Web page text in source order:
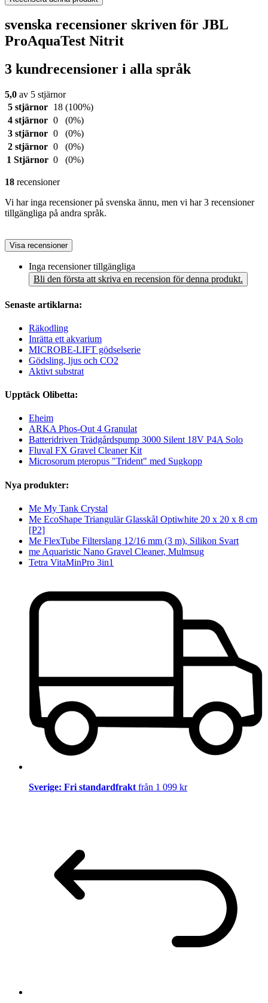
svenska recensioner skriven för JBL
ProAquaTest Nitrit
3 kundrecensioner i alla språk
5,0 av 5 stjärnor
5 stjärnor
18 (100%)
4 stjärnor 0
(0%)
3 stjärnor 0
(0%)
2 stjärnor 0
(0%)
1 Stjärnor 0 (0%)
18 recensioner
Vi har inga recensioner på svenska ännu, men vi har 3 recensioner
tillgängliga på andra språk.
Visa recensioner
Inga recensioner tillgängliga
Bli den första att skriva en recension för denna produkt.
Senaste artiklarna:
Räkodling
Inrätta ett akvarium
MICROBE-LIFT gödselserie
Gödsling, ljus och CO2
Aktivt substrat
Upptäck Olibetta:
Eheim
ARKA Phos-Out 4 Granulat
Batteridriven Trädgårdspump 3000 Silent 18V P4A Solo
Fluval FX Gravel Cleaner Kit
Microsorum pteropus "Trident" med Sugkopp
Nya produkter:
Me My Tank Crystal
Me EcoShape Triangulär Glasskål Optiwhite 20 x 20 x 8 cm
[P2]
Me FlexTube Filterslang 12/16 mm (3 m), Silikon Svart
me Aquaristic Nano Gravel Cleaner, Mulmsug
Tetra VitaMinPro 3in1
Sverige: Fri standardfrakt från 1 099 kr